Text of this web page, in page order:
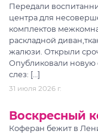
Передали
центра для
комплектов
раскладной
жалюзи. Открыли
Опубликовали новую
слез: […]
31 июля 2026 г.
Воскресный
Коферан бежит в